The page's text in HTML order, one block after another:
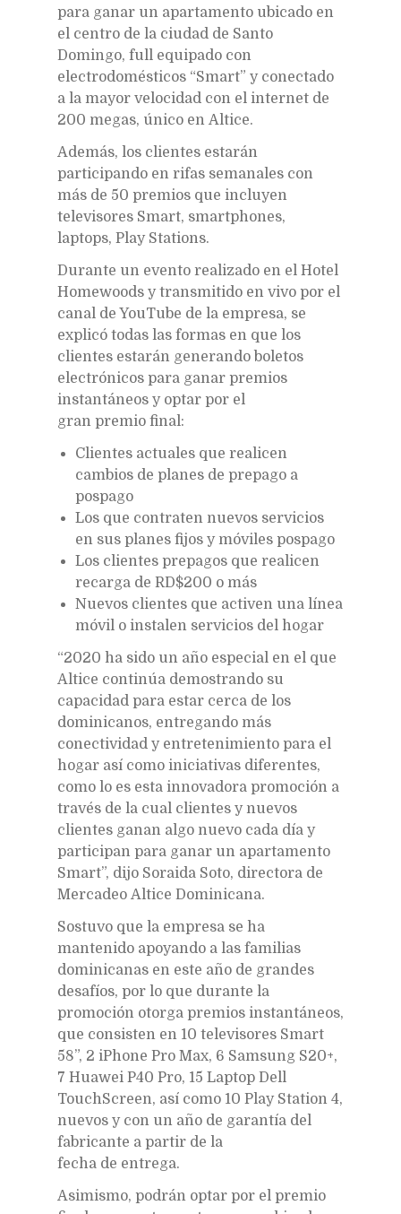
para ganar un apartamento ubicado en
el centro de la ciudad de Santo
Domingo, full equipado con
electrodomésticos “Smart” y conectado
a la mayor velocidad con el internet de
200 megas, único en Altice.
Además, los clientes estarán
participando en rifas semanales con
más de 50 premios que incluyen
televisores Smart, smartphones,
laptops, Play Stations.
Durante un evento realizado en el Hotel
Homewoods y transmitido en vivo por el
canal de YouTube de la empresa, se
explicó todas las formas en que los
clientes estarán generando boletos
electrónicos para ganar premios
instantáneos y optar por el
gran premio final:
Clientes actuales que realicen
cambios de planes de prepago a
pospago
Los que contraten nuevos servicios
en sus planes fijos y móviles pospago
Los clientes prepagos que realicen
recarga de RD$200 o más
Nuevos clientes que activen una línea
móvil o instalen servicios del hogar
“2020 ha sido un año especial en el que
Altice continúa demostrando su
capacidad para estar cerca de los
dominicanos, entregando más
conectividad y entretenimiento para el
hogar así como iniciativas diferentes,
como lo es esta innovadora promoción a
través de la cual clientes y nuevos
clientes ganan algo nuevo cada día y
participan para ganar un apartamento
Smart”, dijo Soraida Soto, directora de
Mercadeo Altice Dominicana.
Sostuvo que la empresa se ha
mantenido apoyando a las familias
dominicanas en este año de grandes
desafíos, por lo que durante la
promoción otorga premios instantáneos,
que consisten en 10 televisores Smart
58”, 2 iPhone Pro Max, 6 Samsung S20+,
7 Huawei P40 Pro, 15 Laptop Dell
TouchScreen, así como 10 Play Station 4,
nuevos y con un año de garantía del
fabricante a partir de la
fecha de entrega.
Asimismo, podrán optar por el premio